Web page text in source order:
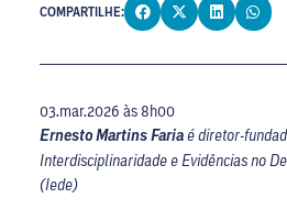
COMPARTILHE:
03.mar.2026 às 8h00
Ernesto Martins Fariaé diretor-
Interdisciplinaridade e Evidências no
(Iede)